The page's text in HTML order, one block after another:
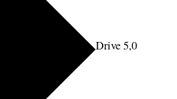
Drive 5,0